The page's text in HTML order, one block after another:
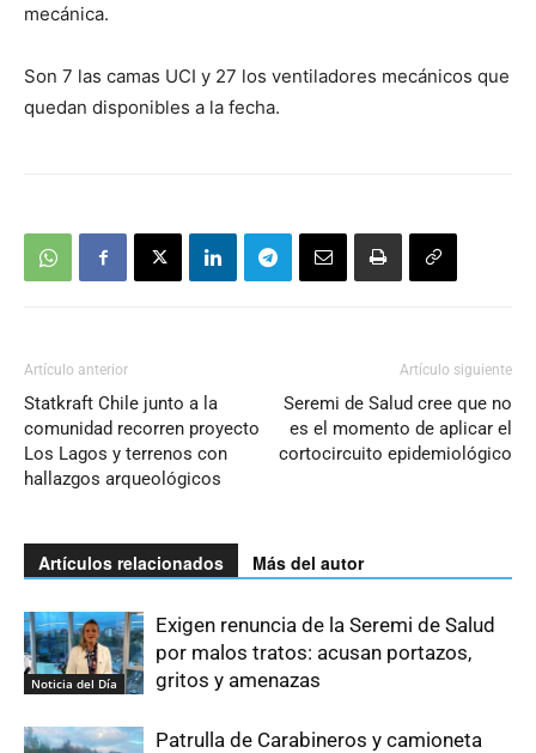
mecánica.
Son 7 las camas UCI y 27 los ventiladores mecánicos que
quedan disponibles a la fecha.
Artículo anterior
Statkraft Chile junto a la
comunidad recorren proyecto
Los Lagos y terrenos con
hallazgos arqueológicos
Artículo siguiente
Seremi de Salud cree que no
es el momento de aplicar el
cortocircuito epidemiológico
Artículos relacionados Más del autor
Noticia del Día
Exigen renuncia de la Seremi de Salud
por malos tratos: acusan portazos,
gritos y amenazas
Patrulla de Carabineros y camioneta